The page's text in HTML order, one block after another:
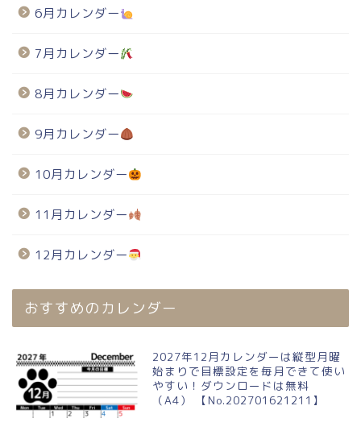
6月カレンダー
7月カレンダー
8月カレンダー
9月カレンダー
10月カレンダー
11月カレンダー
12月カレンダー
おすすめのカレンダー
2027年12月カレンダーは縦型月曜
始まりで目標設定を毎月できて使い
やすい！ダウンロードは無料
（A4） 【No.202701621211】